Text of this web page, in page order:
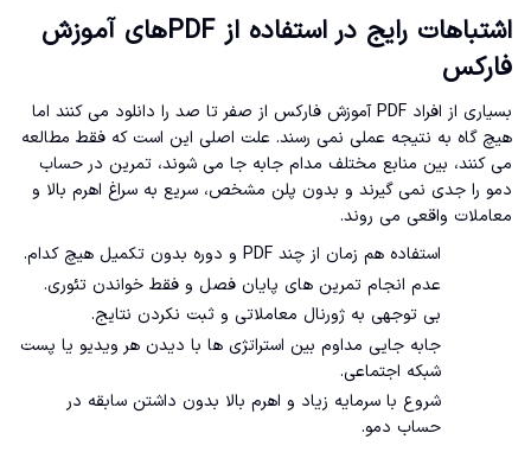
اشتباهات رایج در استفاده از PDFهای آموزش
فارکس
بسیاری از افراد PDF آموزش فارکس از صفر تا صد را دانلود می کنند اما
هیچ گاه به نتیجه عملی نمی رسند. علت اصلی این است که فقط مطالعه
می کنند، بین منابع مختلف مدام جابه جا می شوند، تمرین در حساب
دمو را جدی نمی گیرند و بدون پلن مشخص، سریع به سراغ اهرم بالا و
معاملات واقعی می روند.
استفاده هم زمان از چند PDF و دوره بدون تکمیل هیچ کدام.
عدم انجام تمرین های پایان فصل و فقط خواندن تئوری.
بی توجهی به ژورنال معاملاتی و ثبت نکردن نتایج.
جابه جایی مداوم بین استراتژی ها با دیدن هر ویدیو یا پست
شبکه اجتماعی.
شروع با سرمایه زیاد و اهرم بالا بدون داشتن سابقه در
حساب دمو.